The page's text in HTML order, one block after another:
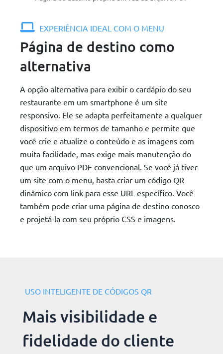
EXPERIÊNCIA IDEAL COM O MENU
Página de destino como
alternativa
A opção alternativa para exibir o cardápio do seu
restaurante em um smartphone é um site
responsivo. Ele se adapta perfeitamente a qualquer
dispositivo em termos de tamanho e permite que
você crie e atualize o conteúdo e as imagens com
muita facilidade, mas exige mais manutenção do
que um arquivo PDF convencional. Se você já tiver
um site com o menu, basta criar um código QR
dinâmico com link para esse URL específico. Você
também pode criar uma página de destino conosco
e projetá-la com seu próprio CSS e imagens.
USO INTELIGENTE DE CÓDIGOS QR
Mais visibilidade e
fidelidade do cliente